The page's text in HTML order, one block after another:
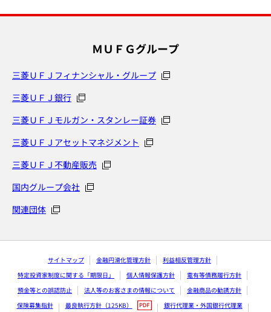
ＭＵＦＧグループ
三菱ＵＦＪフィナンシャル・グループ
三菱ＵＦＪ銀行
三菱ＵＦＪモルガン・スタンレー証券
三菱ＵＦＪアセットマネジメント
三菱ＵＦＪ不動産販売
国内グループ会社
関連団体
サイトマップ 金融円滑化管理方針
利益相反管理方針
特定投資家制度に関する「期限日」
個人情報保護方針
電有等債務履行方針
預金等との誤認防止
法人等のお客さまの情報について
金融商品の勧誘方針
保険募集指針
最良執行方針（125KB） 銀行代理業・外国銀行代理業